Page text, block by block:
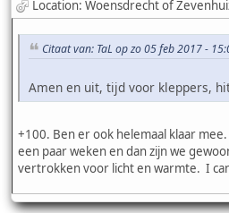
Location: Woensdrecht of
Citaat van: TaL op zo 05 feb 2017 -
Amen en uit, tijd voor kleppers,
+100. Ben er ook helemaal klaar
een paar weken en dan zijn we
vertrokken voor licht en warmte. I